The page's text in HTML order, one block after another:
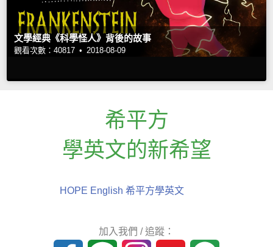
文學經典《科學怪人》背後的故事
觀看次數：40817 • 2018-08-09
希平方
學英文的新希望
HOPE English 希平方學英文
加入我們 / 追蹤：